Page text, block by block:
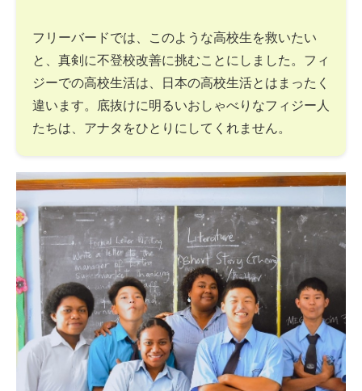
フリーバードでは、このような高校生を救いたい
と、真剣に不登校改善に挑むことにしました。フィ
ジーでの高校生活は、日本の高校生活とはまったく
違います。底抜けに明るいおしゃべりなフィジー人
たちは、アナタをひとりにしてくれません。